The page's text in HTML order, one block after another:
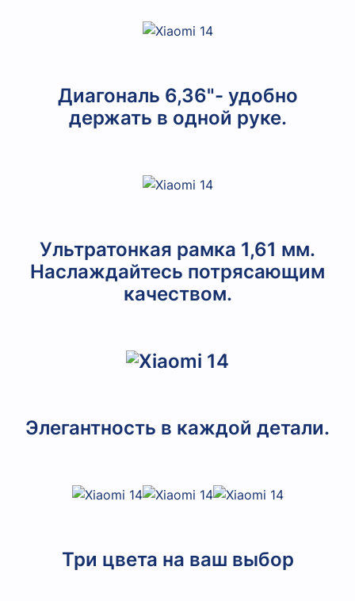
Диагональ 6,36"- удобно
держать в одной руке.
Ультратонкая рамка 1,61 мм.
Наслаждайтесь потрясающим
качеством.
Элегантность в каждой детали.
Три цвета на ваш выбор